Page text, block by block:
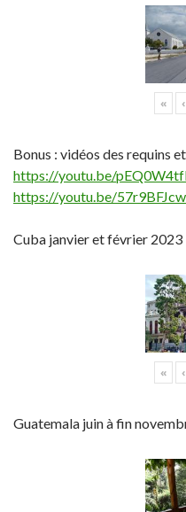
« ‹
Bonus : vidéos des requins
https://youtu.be/
https://youtu.be/
Cuba janvier et février 2023
« ‹
Guatemala juin à fin